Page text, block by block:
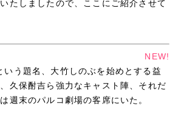
たしましたので、ここにご紹介させて
NEW!
いう題名、大竹しのぶを始めとする益
久保酎吉ら強力なキャスト陣、それだ
週末のパルコ劇場の客席にいた。